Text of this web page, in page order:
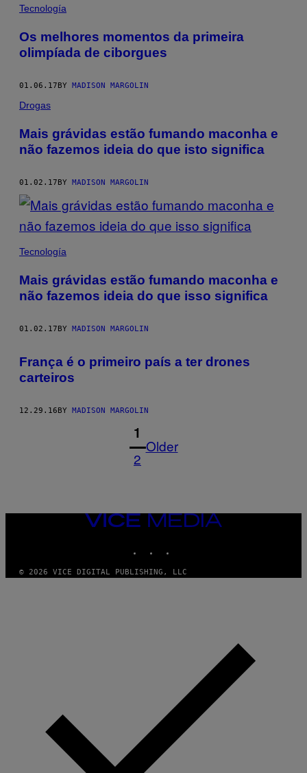
Tecnología
​Os melhores momentos da primeira
olimpíada de ciborgues
01.06.17BY MADISON MARGOLIN
Drogas
Mais grávidas estão fumando maconha e
não fazemos ideia do que isto significa
01.02.17BY MADISON MARGOLIN
Tecnología
Mais grávidas estão fumando maconha e
não fazemos ideia do que isso significa
01.02.17BY MADISON MARGOLIN
França é o primeiro país a ter drones
carteiros
12.29.16BY MADISON MARGOLIN
1
2
Older
VICE
MEDIA
© 2026 VICE DIGITAL PUBLISHING, LLC